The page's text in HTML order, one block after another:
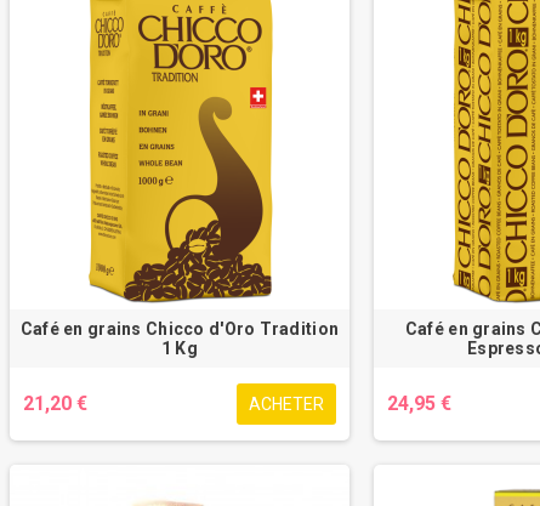
Café en grains Chicco d'Oro Tradition
1 Kg
21,20 € ACHETER
Café en grains
24,95 €